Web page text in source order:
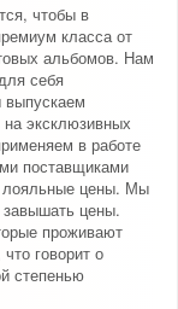
чтобы в
класса от
альбомов. Нам
себя
эксклюзивных
в работе
поставщиками
лояльные цены. Мы
цены.
проживают
говорит о
степенью